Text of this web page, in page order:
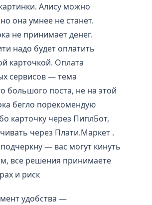
Алису можно
она умнее не станет.
не принимает денег.
надо будет оплатить
карточкой. Оплата
сервисов — тема
большого поста, не на этой
бегло порекомендую
карточку через ПиплБот,
через Плати.Маркет .
— вас могут кинуть
все решения принимаете
и риск
удобства —